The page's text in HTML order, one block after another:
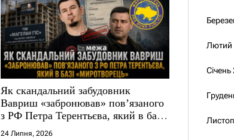
Як скандальний забудовник
Вавриш «забронював» повʼязаного
з РФ Петра Терентьєва, який в базі
«Миротворець»
24 Липня, 2026
Лютий